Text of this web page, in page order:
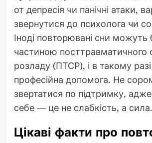
от депресія чи панічні атаки,
звернутися до психолога чи
Іноді повторювані сни можуть
частиною посттравматичного
розладу (ПТСР), і в такому разі
професійна допомога. Не
звертатися по підтримку,
себе — це не слабкість, а сила.
Цікаві факти про